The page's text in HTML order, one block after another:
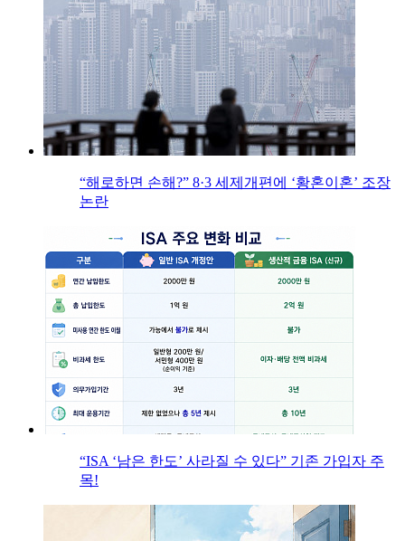
“해로하면 손해?” 8·3 세제개편에 ‘황혼이혼’ 조장
논란
“ISA ‘남은 한도’ 사라질 수 있다” 기존 가입자 주
목!